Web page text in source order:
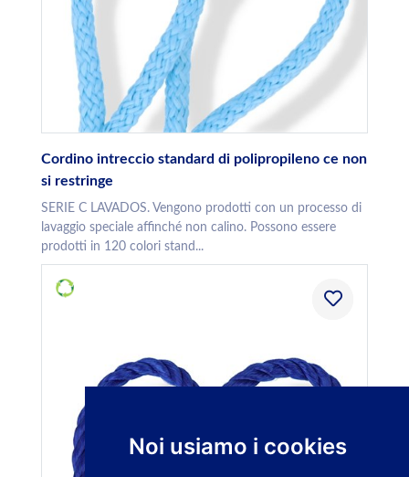
Noi usiamo i cookies
Cordino intreccio standard di polipropileno ce non
si restringe
SERIE C LAVADOS. Vengono prodotti con un processo di
lavaggio speciale affinché non calino. Possono essere
prodotti in 120 colori stand...